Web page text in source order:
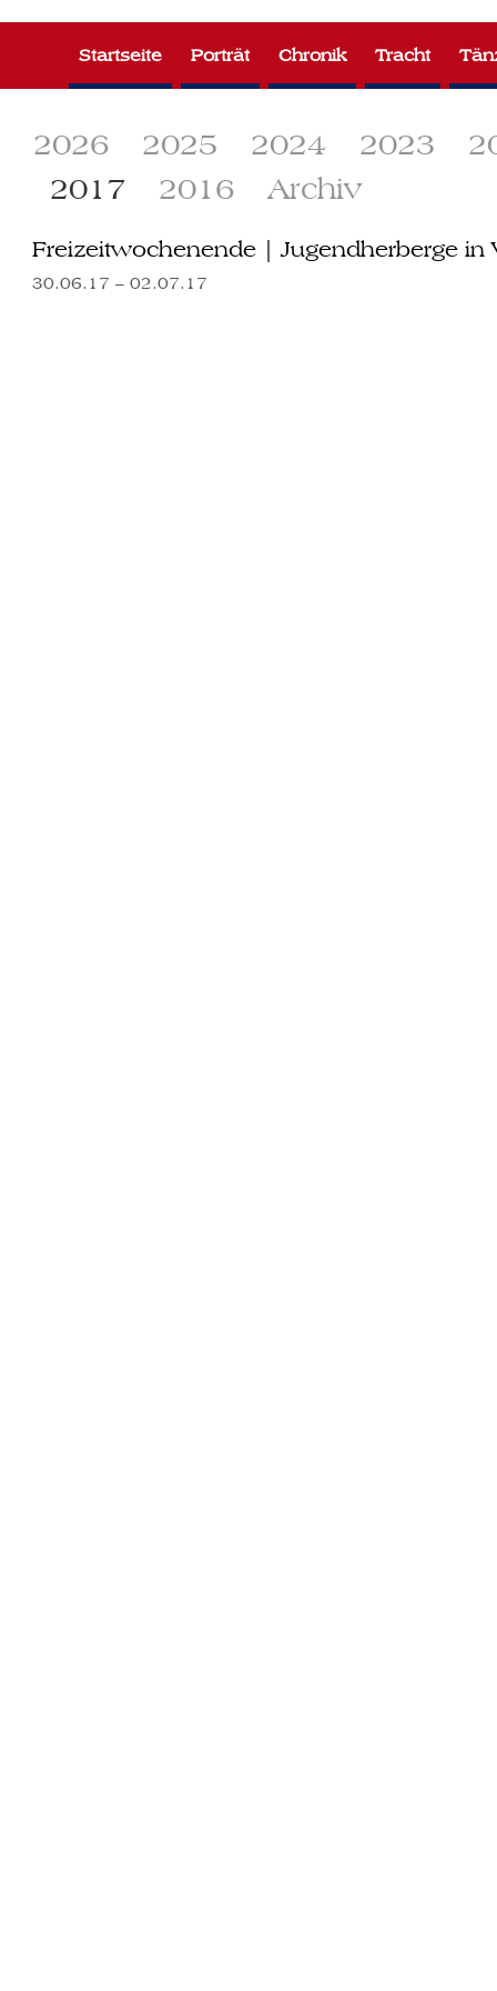
2026 2025 2024 2023
2017
2016 Archiv
Startseite Porträt Chronik Tracht
Freizeitwochenende | Jugendherberge in
30.06.17 – 02.07.17